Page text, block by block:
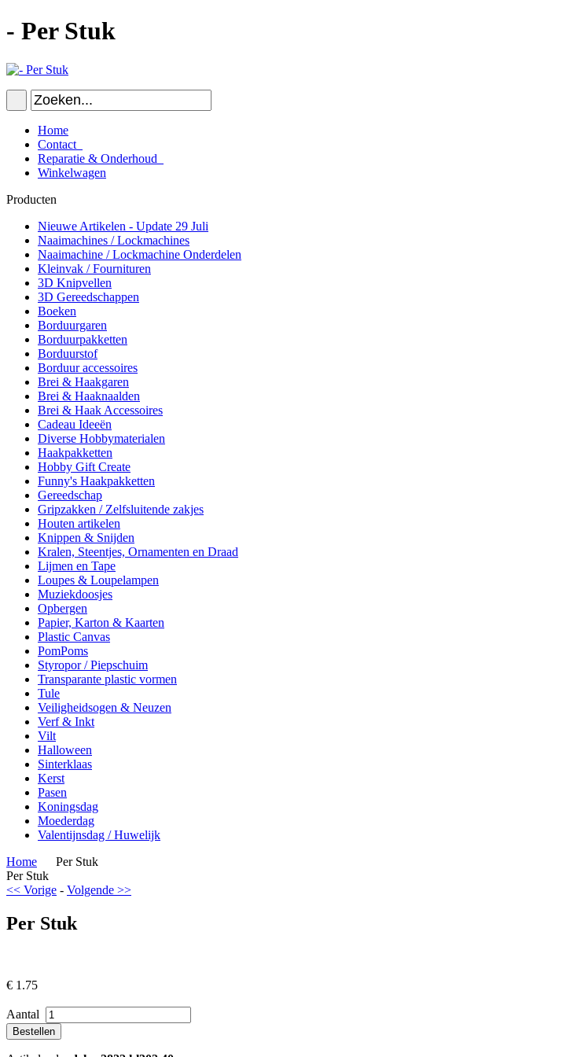
- Per Stuk
Home
Contact
Reparatie & Onderhoud
Winkelwagen
Producten
Nieuwe Artikelen - Update 29 Juli
Naaimachines / Lockmachines
Naaimachine / Lockmachine Onderdelen
Kleinvak / Fournituren
3D Knipvellen
3D Gereedschappen
Boeken
Borduurgaren
Borduurpakketten
Borduurstof
Borduur accessoires
Brei & Haakgaren
Brei & Haaknaalden
Brei & Haak Accessoires
Cadeau Ideeën
Diverse Hobbymaterialen
Haakpakketten
Hobby Gift Create
Funny's Haakpakketten
Gereedschap
Gripzakken / Zelfsluitende zakjes
Houten artikelen
Knippen & Snijden
Kralen, Steentjes, Ornamenten en Draad
Lijmen en Tape
Loupes & Loupelampen
Muziekdoosjes
Opbergen
Papier, Karton & Kaarten
Plastic Canvas
PomPoms
Styropor / Piepschuim
Transparante plastic vormen
Tule
Veiligheidsogen & Neuzen
Verf & Inkt
Vilt
Halloween
Sinterklaas
Kerst
Pasen
Koningsdag
Moederdag
Valentijnsdag / Huwelijk
Home
Per Stuk
Per Stuk
<< Vorige - Volgende >>
Per Stuk
€ 1.75
Aantal